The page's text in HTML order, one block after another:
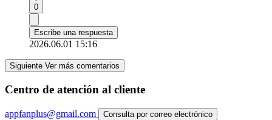
0
Escribe una respuesta
2026.06.01 15:16
Siguiente Ver más comentarios
Centro de atención al cliente
appfanplus@gmail.com Consulta por correo electrónico